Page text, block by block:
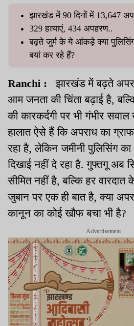
झारखंड में 90 दिनों में 13,647
329 हत्याएं, 434 अपहरण..
बढ़ते जुर्म के ये आंकड़े क्या
बयां कर रहे हैं?
Ranchi :
झारखंड में बढ़ते
आम जनता की चिंता बढ़ाई है,
की कारकर्दगी पर भी गंभीर
हालात ऐसे हैं कि अपराध का
रहा है, लेकिन जमीनी पुलिसिंग
दिखाई नहीं दे रहा है. गुफ्तगू अब
सीमित नहीं है, बल्कि हर वारदात
जुबान पर एक ही बात है, क्या
कानून का कोई खौफ बचा भी है?
Advertisement